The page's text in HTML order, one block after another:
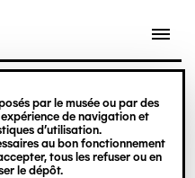
par le musée ou par des
de navigation et
d’utilisation.
au bon fonctionnement
tous les refuser ou en
le dépôt.